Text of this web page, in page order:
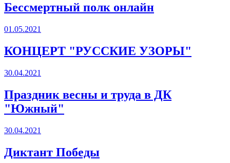
Бессмертный полк онлайн
01.05.2021
КОНЦЕРТ "РУССКИЕ УЗОРЫ"
30.04.2021
Праздник весны и труда в ДК
"Южный"
30.04.2021
Диктант Победы